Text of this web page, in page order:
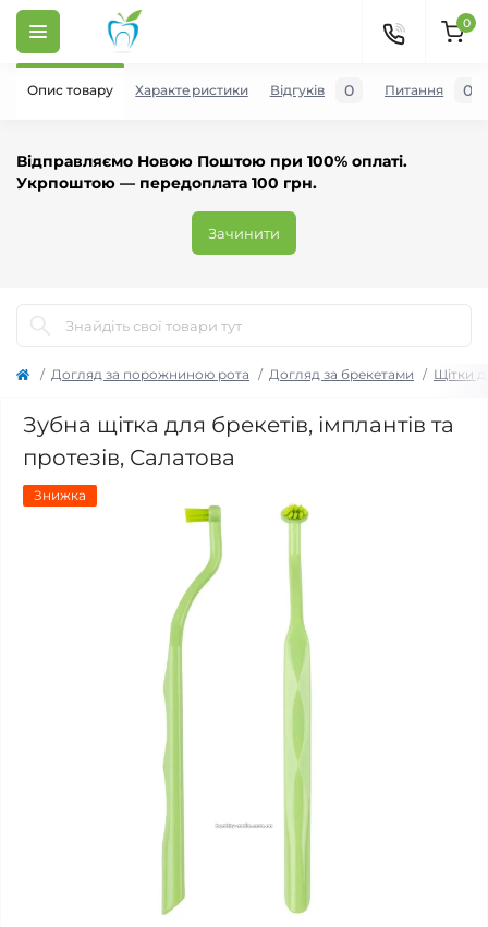
Відправляємо Новою Поштою при 100% оплаті.
Укрпоштою — передоплата 100 грн.
Зачинити
0
Догляд за порожниною рота Догляд за брекетами Щітки
Зубна щітка для брекетів, імплантів та
протезів, Салатова
Знижка
Опис товару Характеристики Відгуків 0 Питання 0